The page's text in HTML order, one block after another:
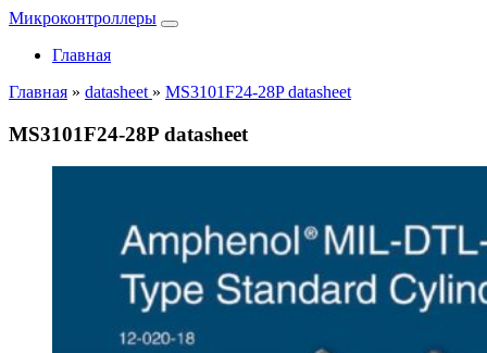
Микроконтроллеры
Главная
Главная » datasheet » MS3101F24-28P datasheet
MS3101F24-28P datasheet